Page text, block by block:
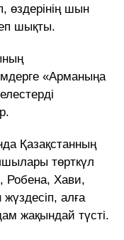
өздерінің шын
шықты.
«Арманыңа
Қазақстанның
төрткүл
Робена, Хави,
алға
жақындай түсті.